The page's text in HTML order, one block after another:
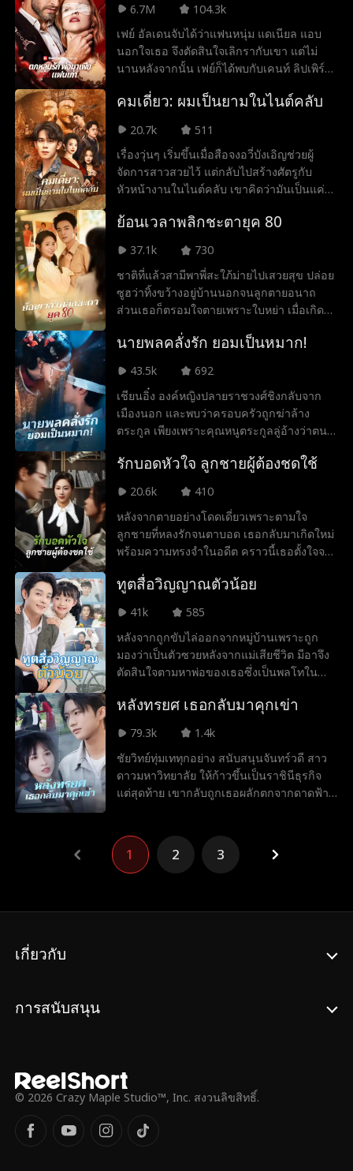
นักโทษ แต่เป็นเจ้าของคุกนี้ตัวจริง... หรือไม่ก็
ต้องหาทางแหกคุกหนีไป ขณะเดียวกัน เขายัง
ต้องปกป้องผู้บริสุทธิ์ที่ตกอยู่ในอันตราย รวมถึง
นักโทษชราที่ถูกขยายโทษจำคุกอย่างไม่เป็น
ด้วย จอมทัพจะหาทางหนีไปได้ไหม หรือเขาจะ
กลายเป็นหนึ่งในเหยื่อของคุกที่เขาเป็นเจ้าของ
เสียเอง
6.7M
104.3k
เฟย์ อัลเดนจับได้ว่าแฟนหนุ่ม แดเนียล แอบ
นอกใจเธอ จึงตัดสินใจเลิกรากับเขา แต่ไม่
นานหลังจากนั้น เฟย์ก็ได้พบกับเคนท์ ลิปเพิร์ต
อำนาจ เคนท์ไม่เพียงเปิดเผยว่าเฟย์คือลูกสาว
ยังเสนอข้อตกลงสุดอันตรายให้เธอ นั่นก็คือให้
เธอแต่งงานกับลูกชายของเขาเพื่อรวมสาย
เลือดของสองตระกูล และเขาจะปกป้อง
ครอบครัวของเธอจากอาชญากรผู้โหดเหี้ยม
จะแต่งงานกับเธอเพื่อกลบเกลื่อนความจริงที่
เขาซ่อนมาตลอดชีวิตว่าเขาเป็นเกย์ ขณะที่
เฟย์พยายามปรับตัวให้เข้ากับโลกของมาเฟีย
เธอกลับพบว่าหัวใจของเธอกำลังสั่นไหวให้กับ
คนที่ไม่ควรหลงรักอย่างเคนท์ ผู้เป็นพ่อของ
สามี แรงดึงดูดที่แสนอันตรายค่อย ๆ ก่อตัว
กลายเป็นความสัมพันธ์ลับที่ร้อนแรง เต็มไป
ด้วยไฟปรารถนาและความลุ่มหลงในโลกบีดี
เอสเอ็มที่ไม่มีใครคาดคิด แต่เรื่องราวกลับซับ
กลับไม่ใช่แค่ผู้เฝ้าดู เขากำลังใช้เฟย์เป็นหมาก
ในเกมการต่อรองเพื่อสร้างพันธมิตรใหม่กับอี
วาน โคซลอฟ หัวหน้ามาเฟียรัสเซียผู้เยือกเย็น
ยากจะต้านทาน และความรู้สึกระหว่างทั้งคู่ก็
ค่อย ๆ บั่นทอนการหมั้นปลอมกับแดเนียลลงที
ปวด พ่อของเธอกับอีวานร่วมมือกันเพื่อโค่น
ล้มเคนท์ และสิ่งที่เลวร้ายยิ่งกว่าคือ อีวานคือ
สายลับนอกเครื่องแบบที่ตั้งใจจะทำลายเคนท์
และชิงตัวเฟย์ไปเป็นของตนเอง การทรยศ
ซ้อนแผนหลอกลวงนี้ส่งเคนท์เข้าสู่เรือนจำ
และในขณะที่เฟย์เผชิญความสิ้นหวัง เธอก็พบ
ลูกในท้องและชายผู้เป็นพ่อของเด็ก เฟย์ตัดสิน
ใจลุกขึ้นต่อสู้ เธอจับมือกับแดเนียลผู้กล้าหาญ
ล้มล้างลอเรนโซ กดดันอีวานให้ล้างมลทินให้
ในที่สุด เฟย์กับเคนท์ก็ได้กลับมาอยู่ด้วยกันอีก
ครั้ง แต่งงาน และเริ่มต้นชีวิตใหม่ที่เต็มไปด้วย
ใดพรากพวกเขาออกจากกันได้อีก
คมเดี่ยว: ผมเป็นยามในไนต์คลับ
20.7k
511
เรื่องวุ่นๆ เริ่มขึ้นเมื่อสือจงอวี่บังเอิญช่วยผู้
จัดการสาวสวยไว้ แต่กลับไปสร้างศัตรูกับ
หัวหน้างานในไนต์คลับ เขาคิดว่ามันเป็นแค่
เขาถูกใครบางคนบงการอยู่เบื้องหลัง เมื่อเริ่ม
ตะลึง! ท่ามกลางวงล้อมของความรัก
ครอบครัว และแผนการร้าย สือจงอวี่จึงต้อง
เปิดฉากโต้กลับเพื่อเอาชีวิตรอด
ย้อนเวลาพลิกชะตายุค 80
37.1k
730
ชาติที่แล้วสามีพาพี่สะใภ้ม่ายไปเสวยสุข ปล่อย
ซูฮว่าทิ้งขว้างอยู่บ้านนอกจนลูกตายอนาถ
ส่วนเธอก็ตรอมใจตายเพราะใบหย่า เมื่อเกิด
สว่างเห็นธาตุแท้ของสามีเลว ซูฮว่าจึงขาย
กระชากหน้ากากคู่รักตัวอย่างจอมปลอม และ
ทำให้พวกมันต้องชดใช้!
นายพลคลั่งรัก ยอมเป็นหมาก!
43.5k
692
เชียนอิ๋ง องค์หญิงปลายราชวงศ์ชิงกลับจาก
เมืองนอก และพบว่าครอบครัวถูกฆ่าล้าง
ตระกูล เพียงเพราะคุณหนูตระกูลลู่อ้างว่าตน
นทุกคน เชียนอิ๋งแฝงตัวเข้าหาจอมพลน้อยจาง
ผู้มีพระคุณในวัยเด็กและยอมเป็นเครื่องมือให้
เธอแต่โดยดี สุดท้ายเชียนอิ๋งเปิดโปงตัวจริง
ของสาวทะลุมิติ ชำระแค้นสำเร็จ และได้ครอง
รักกับจางเผยเฉิน
รักบอดหัวใจ ลูกชายผู้ต้องชดใช้
20.6k
410
หลังจากตายอย่างโดดเดี่ยวเพราะตามใจ
ลูกชายที่หลงรักจนตาบอด เธอกลับมาเกิดใหม่
พร้อมความทรงจำในอดีต คราวนี้เธอตั้งใจจะ
และแก้แค้นลูกชายที่ไม่รู้เรื่อง คู่หมั้นของเขา
ทูตสื่อวิญญาณตัวน้อย
41k
585
หลังจากถูกขับไล่ออกจากหมู่บ้านเพราะถูก
มองว่าเป็นตัวซวยหลังจากแม่เสียชีวิต มีอาจึง
ตัดสินใจตามหาพ่อของเธอซึ่งเป็นพลโทใน
เธอกลายเป็นทรัพย์สินที่มีค่าต่อครอบครัวของ
โอกาสที่จะเปลี่ยนชะตากรรมของครอบครัว
ทั้งหมดอยู่ในมือของเธอแล้ว
หลังทรยศ เธอกลับมาคุกเข่า
79.3k
1.4k
ชัยวิทย์ทุ่มเททุกอย่าง สนับสนุนจันทร์วดี สาว
ดาวมหาวิทยาลัย ให้ก้าวขึ้นเป็นราชินีธุรกิจ
แต่สุดท้าย เขากลับถูกเธอผลักตกจากดาดฟ้า
อย่างภูผา แต่กลับถูก “เงินของชัยวิทย์” ผูกมัด
ไว้ เมื่อได้เกิดใหม่อีกครั้ง ชัยวิทย์ตัดสินใจเลิก
ชาติที่แล้ว การได้เป็นราชินีธุรกิจนั้นเป็น
1 2 3
เกี่ยวกับ
การสนับสนุน
© 2026 Crazy Maple Studio™, Inc. สงวนลิขสิทธิ์.